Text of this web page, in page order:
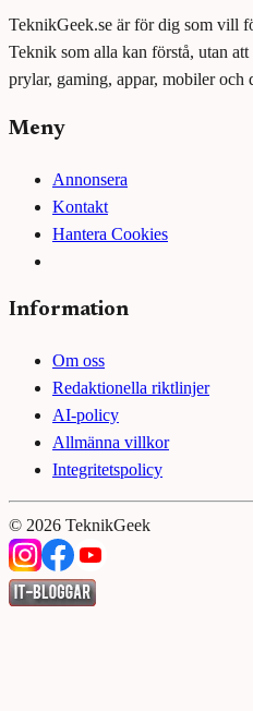
TeknikGeek.se är för dig som vill
Teknik som alla kan förstå, utan
prylar, gaming, appar, mobiler och
Meny
Annonsera
Kontakt
Hantera Cookies
Information
Om oss
Redaktionella riktlinjer
AI-policy
Allmänna villkor
Integritetspolicy
© 2026 TeknikGeek